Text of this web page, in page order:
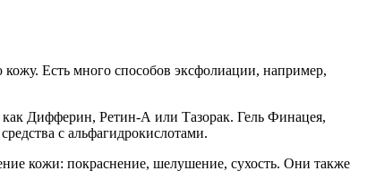
Есть много способов эксфолиации, например,
как Дифферин, Ретин-А или Тазорак. Гель Финацея,
с альфагидрокислотами.
кожи: покраснение, шелушение, сухость. Они также